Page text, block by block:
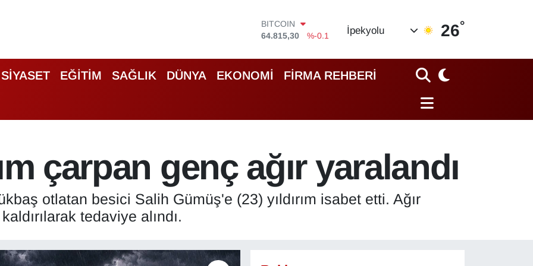
DOLAR
47,7436
%0.18
55,2510
%0.32
STERLİN
BİST100
İpekyolu 26°
SİYASET EĞİTİM SAĞLIK DÜNYA EKONOMİ FİRMA REHBERİ
çarpan genç ağır yaralandı
otlatan besici Salih Gümüş'e (23) yıldırım isabet etti. Ağır
tedaviye alındı.